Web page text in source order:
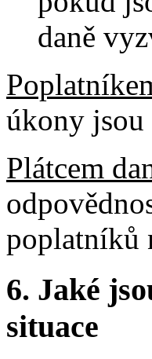
daně
úkony
Plátcem
poplatníků
6. Jaké
situace